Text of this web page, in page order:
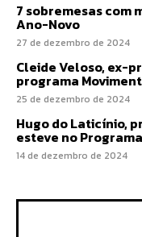
7 sobremesas com
Ano-Novo
27 de dezembro de 2024
Cleide Veloso, ex-
programa
25 de dezembro de 2024
Hugo do Laticínio,
esteve no
14 de dezembro de 2024